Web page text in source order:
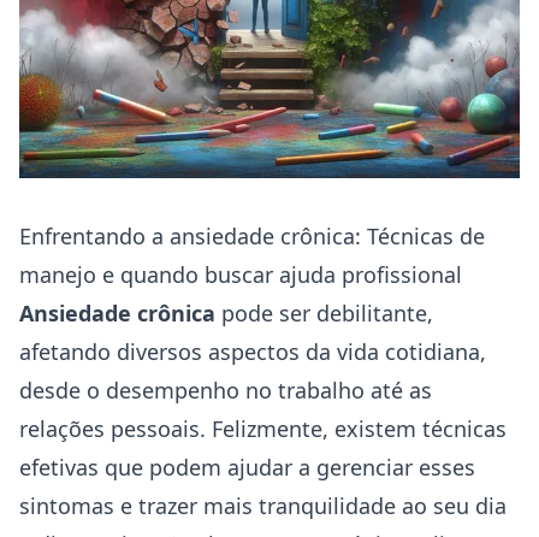
Enfrentando a ansiedade crônica: Técnicas de
manejo e quando buscar ajuda profissional
Ansiedade crônica pode ser debilitante,
afetando diversos aspectos da vida cotidiana,
desde o desempenho no trabalho até as
relações pessoais. Felizmente, existem técnicas
efetivas que podem ajudar a gerenciar esses
sintomas e trazer mais tranquilidade ao seu dia